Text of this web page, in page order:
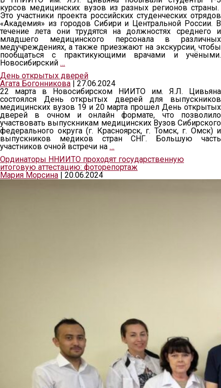
курсов медицинских вузов из разных регионов страны.
Это участники проекта российских студенческих отрядов
«Академия» из городов Сибири и Центральной России. В
течение лета они трудятся на должностях среднего и
младшего медицинского персонала в различных
медучреждениях, а также приезжают на экскурсии, чтобы
пообщаться с практикующими врачами и учёными.
Новосибирский …
День открытых дверей
Агата Богонникова
27.06.2024
22 марта в Новосибирском НИИТО им. Я.Л. Цивьяна
состоялся День открытых дверей для выпускников
медицинских вузов 19 и 20 марта прошел День открытых
дверей в очном и онлайн формате, что позволило
участвовать выпускникам медицинских Вузов Сибирского
федерального округа (г. Красноярск, г. Томск, г. Омск) и
выпускников медиков стран СНГ. Большую часть
участников очной встречи на …
Ординаторы ННИИТО проходят государственную
итоговую аттестацию: фоторепортаж
Мария Морсина
20.06.2024